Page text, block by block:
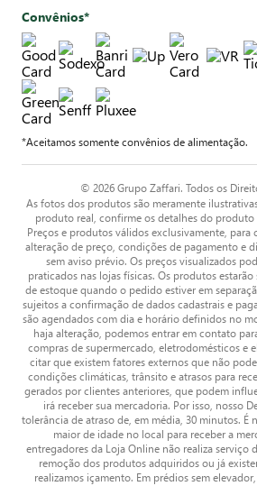
Convênios*
© 2026 Grupo Zaffari. Todos os
As fotos dos produtos são meramente
produto real, confirme os detalhes do produto
Preços e produtos válidos exclusivamente, para
alteração de preço, condições de pagamento e
sem aviso prévio. Os preços visualizados
praticados nas lojas físicas. Os produtos
de estoque quando o pedido estiver em
sujeitos a confirmação de dados cadastrais e
são agendados com dia e horário definidos no
haja alteração, podemos entrar em contato
compras de supermercado, eletrodomésticos e
citar que existem fatores externos que não
condições climáticas, trânsito e atrasos para
gerados por clientes anteriores, que podem
irá receber sua mercadoria. Por isso, nosso
tolerância de atraso de, em média, 30 minutos. É
maior de idade no local para receber a